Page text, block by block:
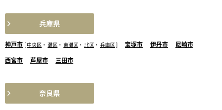
兵庫県
神戸市 中央区 ・ 灘区 ・ 東灘区 ・ 北区 ・ 兵庫区 宝塚市 伊丹市 尼崎市
西宮市 芦屋市 三田市
奈良県